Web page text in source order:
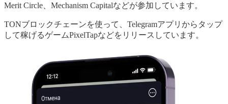
Merit Circle、Mechanism Capitalなどが参加しています。
TONブロックチェーンを使って、Telegramアプリからタップ
して稼げるゲームPixelTapなどをリリースしています。